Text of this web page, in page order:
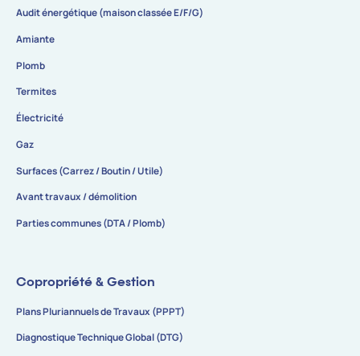
Audit énergétique (maison classée E/F/G)
Amiante
Plomb
Termites
Électricité
Gaz
Surfaces (Carrez / Boutin / Utile)
Avant travaux / démolition
Parties communes (DTA / Plomb)
Copropriété & Gestion
Plans Pluriannuels de Travaux (PPPT)
Diagnostique Technique Global (DTG)